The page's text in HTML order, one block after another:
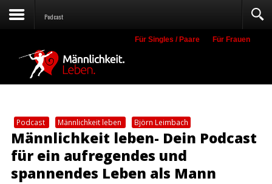
Podcast
Für Singles / Paare Für Frauen
Suche
Podcast Männlichkeit leben Björn Leimbach
Männlichkeit leben- Dein Podcast
für ein aufregendes und
spannendes Leben als Mann